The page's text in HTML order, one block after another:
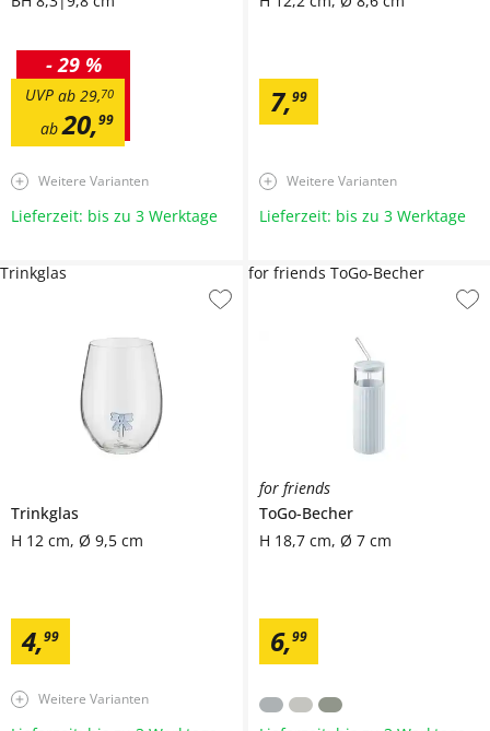
ab 20,99
ab 29,70
UVP
- 29 %
Weitere Varianten
Lieferzeit: bis zu 3 Werktage
7,99
Weitere Varianten
Lieferzeit: bis zu 3 Werktage
Trinkglas
H 12 cm, Ø 9,5 cm
4,99
Trinkglas
Weitere Varianten
for friends
ToGo-Becher
H 18,7 cm, Ø 7 cm
6,99
for friends ToGo-Becher